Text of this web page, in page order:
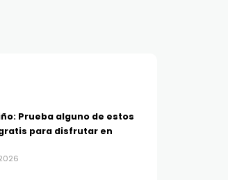
Prueba alguno de estos
para disfrutar en